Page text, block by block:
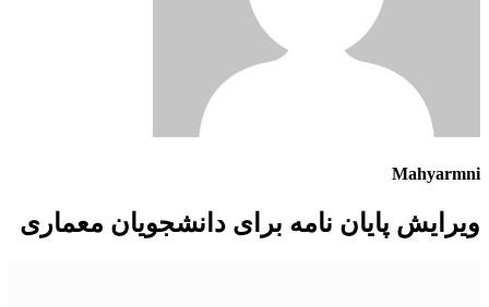
Mahyarmni
ویرایش پایان نامه برای دانشجویان معماری